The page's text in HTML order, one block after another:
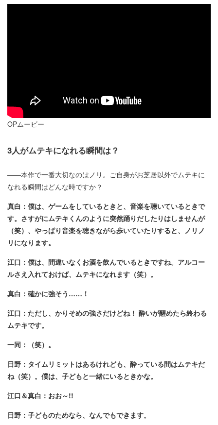
OPムービー
3人がムテキになれる瞬間は？
――本作で一番大切なのはノリ。ご自身がお芝居以外でムテキに
なれる瞬間はどんな時ですか？
真白：僕は、ゲームをしているときと、音楽を聴いているときで
す。さすがにムテキくんのように突然踊りだしたりはしませんが
（笑）、やっぱり音楽を聴きながら歩いていたりすると、ノリノ
リになります。
江口：僕は、間違いなくお酒を飲んでいるときですね。アルコー
ルさえ入れておけば、ムテキになれます（笑）。
真白：確かに強そう……！
江口：ただし、かりそめの強さだけどね！ 酔いが醒めたら終わる
ムテキです。
一同：（笑）。
日野：タイムリミットはあるけれども、酔っている間はムテキだ
ね（笑）。僕は、子どもと一緒にいるときかな。
江口＆真白：おお～!!
日野：子どものためなら、なんでもできます。